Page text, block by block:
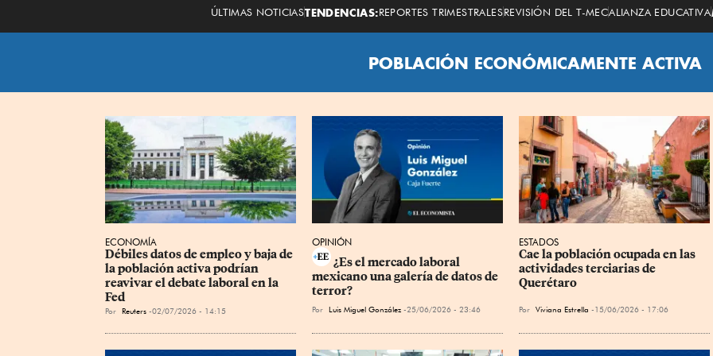
ÚLTIMAS NOTICIASTENDENCIAS:REPORTES TRIMESTRALESREVISIÓN DEL T-MECALIANZA EDUCATIVA
POBLACIÓN ECONÓMICAMENTE ACTIVA
ECONOMÍA
Débiles datos de empleo y baja de
la población activa podrían
reavivar el debate laboral en la
Fed
Por Reuters 02/07/2026 - 14:15
OPINIÓN
¿Es el mercado laboral
mexicano una galería de datos de
terror?
Por Luis Miguel González 25/06/2026 - 23:46
ESTADOS
Cae la población ocupada en las
actividades terciarias de
Querétaro
Por Viviana Estrella 15/06/2026 - 17:06